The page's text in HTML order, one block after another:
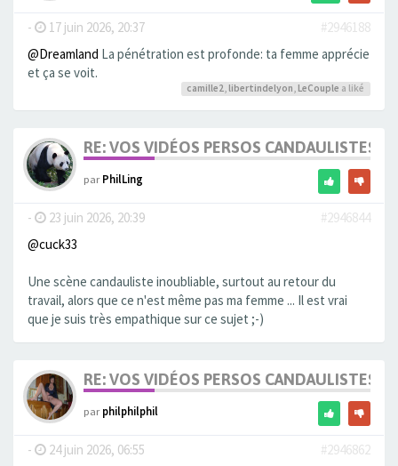
- 17 juin 2026, 20:37
#2946188
@Dreamland La pénétration est profonde: ta femme apprécie
et ça se voit.
camille2, libertindelyon, LeCouple a liké
RE: VOS VIDÉOS PERSOS CANDAULISTES
parPhilLing
- 23 juin 2026, 20:39
#2946844
@cuck33
Une scène candauliste inoubliable, surtout au retour du
travail, alors que ce n'est même pas ma femme ... Il est vrai
que je suis très empathique sur ce sujet ;-)
RE: VOS VIDÉOS PERSOS CANDAULISTES
parphilphilphil
- 24 juin 2026, 06:55
#2946862